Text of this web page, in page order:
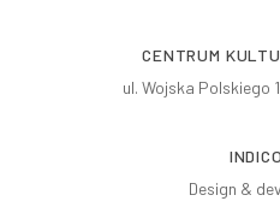
CENTRUM
ul. Wojska Polskiego
Design &